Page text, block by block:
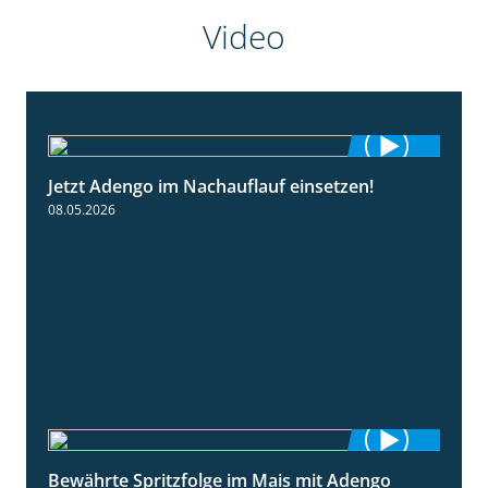
Video
1:32
Jetzt Adengo im Nachauflauf einsetzen!
08.05.2026
1:22
Bewährte Spritzfolge im Mais mit Adengo